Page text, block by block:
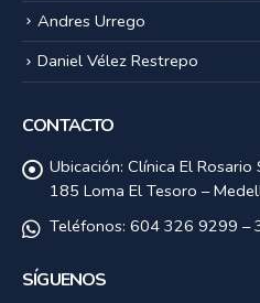
Andres Urrego
Daniel Vélez Restrepo
CONTACTO
Ubicación: Clínica El
185 Loma El Tesoro –
Teléfonos: 604 326 9299 –
SÍGUENOS